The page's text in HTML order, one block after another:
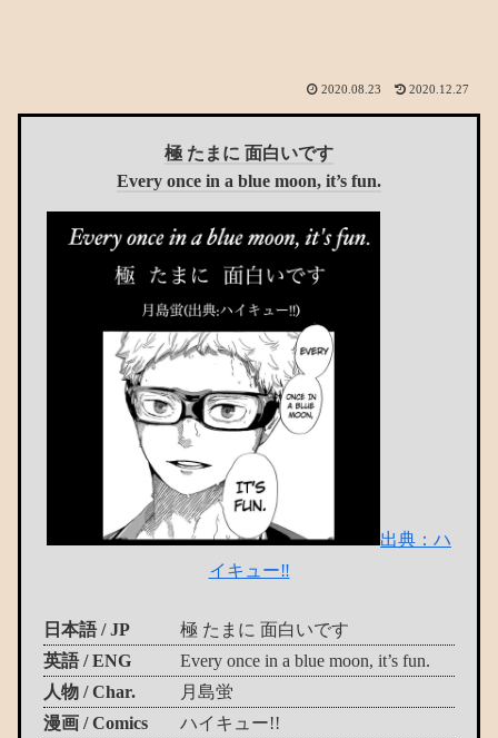
2020.08.23 2020.12.27
極 たまに 面白いです
Every once in a blue moon, it’s fun.
出典：ハ
イキュー‼
日本語 / JP
極 たまに 面白いです
英語 / ENG
Every once in a blue moon, it’s fun.
人物 / Char.
月島蛍
漫画 / Comics
ハイキュー!!